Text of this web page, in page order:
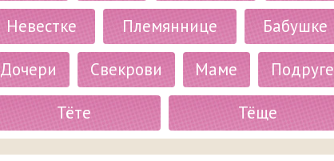
Невестке
Племяннице
Бабушке
Дочери
Свекрови Маме
Подруге
Тёте
Тёще